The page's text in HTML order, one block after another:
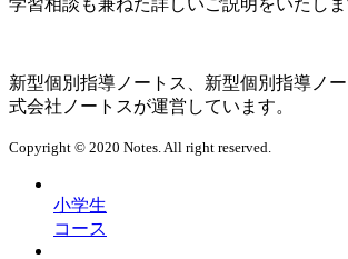
学習相談も兼ねた詳しいご説明をいたしま
新型個別指導ノートス、新型個別指導ノ
式会社ノートスが運営しています。
Copyright © 2020 Notes. All right reserved.
小学生
コース